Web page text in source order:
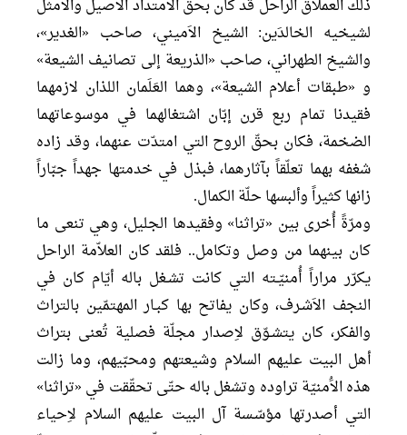
ذلك العملاق الراحل قد كان بحقّ الامتداد الاَصيل والاَمثل
لشيخيه الخالدَين: الشيخ الاَميني، صاحب «الغدير»،
والشيخ الطهراني، صاحب «الذريعة إلى تصانيف الشيعة»
و «طبقات أعلام الشيعة»، وهما العَلَمان اللذان لازمهما
فقيدنا تمام ربع قرن إبّان اشتغالهما في موسوعاتهما
الضخمة، فكان بحقّ الروح التي امتدّت عنهما، وقد زاده
شغفه بهما تعلّقاً بآثارهما، فبذل في خدمتها جهداً جبّاراً
زانها كثيراً وألبسها حلّة الكمال.
ومرّةً أُخرى بين «تراثنا» وفقيدها الجليل، وهي تنعى ما
كان بينهما من وصل وتكامل.. فلقد كان العلاّمة الراحل
يكرّر مراراً أُمنيّـته التي كانت تشـغل باله أيّام كان في
النجف الاَشـرف، وكان يفاتح بها كبـار المهتمّين بالتراث
والفكر، كان يتشـوّق لاِصدار مجلّة فصلية تُعنى بتراث
أهل البيت عليهم السلام وشيعتهم ومحبّيهم، وما زالت
هذه الاَُمنيّة تراوده وتشغل باله حتّى تحقّقت في «تراثنا»
التي أصدرتها مؤسّـسة آل البيت عليهم السلام لاِحياء